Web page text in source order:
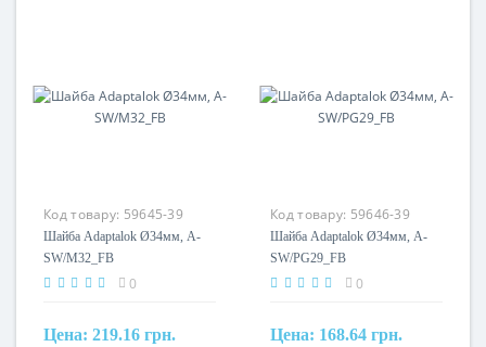
Код товару: 59645-39
Шайба Adaptalok Ø34мм, A-
SW/M32_FB
0
Цена: 219.16 грн.
Код товару: 59646-39
Шайба Adaptalok Ø34мм, A-
SW/PG29_FB
0
Цена: 168.64 грн.